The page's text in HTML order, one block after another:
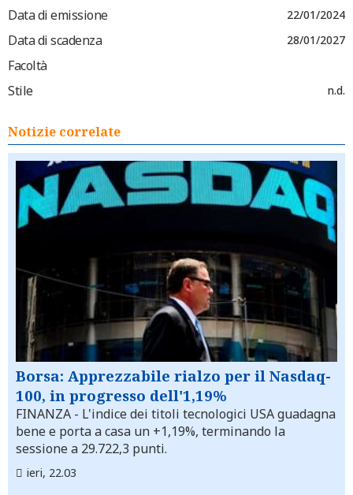
Data di emissione 22/01/2024
Data di scadenza 28/01/2027
Facoltà
Stile
n.d.
Notizie correlate
Borsa: Apprezzabile rialzo per il Nasdaq-
100, in progresso dell'1,19%
FINANZA - L'indice dei titoli tecnologici USA guadagna
bene e porta a casa un +1,19%, terminando la
sessione a 29.722,3 punti.
ieri, 22.03